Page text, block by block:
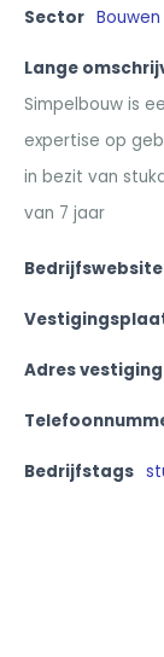
Sector Bouwen
Lange
Simpelbouw is
expertise op
in bezit van
van 7 jaar
Bedrijfswebsite
Adres vestiging
Bedrijfstags